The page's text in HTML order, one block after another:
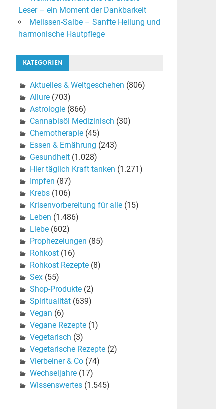
Leser – ein Moment der Dankbarkeit
Melissen-Salbe – Sanfte Heilung und
harmonische Hautpflege
KATEGORIEN
Aktuelles & Weltgeschehen (806)
Allure(703)
Astrologie(866)
Cannabisöl Medizinisch (30)
Chemotherapie(45)
Essen & Ernährung (243)
Gesundheit(1.028)
Hier täglich Kraft tanken (1.271)
Impfen (87)
Krebs(106)
Krisenvorbereitung für alle(15)
Leben (1.486)
Liebe(602)
Prophezeiungen (85)
Rohkost(16)
Rohkost Rezepte(8)
Sex(55)
Shop-Produkte(2)
Spiritualität(639)
Vegan (6)
Vegane Rezepte(1)
Vegetarisch (3)
Vegetarische Rezepte(2)
Vierbeiner & Co(74)
Wechseljahre(17)
Wissenswertes(1.545)